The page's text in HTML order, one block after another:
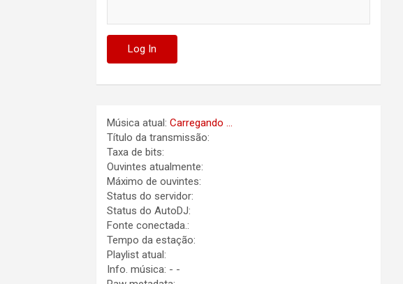
Música atual:Carregando ...
Título da transmissão:
Taxa de bits:
Ouvintes atualmente:
Máximo de ouvintes:
Status do servidor:
Status do AutoDJ:
Fonte conectada.:
Tempo da estação:
Playlist atual:
Info. música: - -